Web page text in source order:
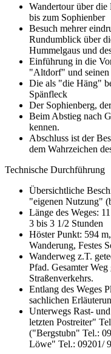
Wandertour über die
bis zum Sophienber
Besuch mehrer
Rundumblick über
Hummelgaus und
Einführung in die
"Altdorf" und seinen
Die als "die Häng"
Spänfleck
Der Sophienberg,
Beim Abstieg nach
kennen.
Abschluss ist der
dem Wahrzeichen
Technische Durchführung
Übersichtliche
"eigenen Nutzung"
Länge des Weges:
3 bis 3 1/2 Stunden
Höster Punkt: 594
Wanderung, Festes
Wanderweg z.T.
Pfad. Gesamter
Straßenverkehrs.
Entlang des Weges
sachlichen
Unterwegs Rast-
letzten Postreiter"
("Bergstubn" Tel.:
Löwe" Tel.: 09201/